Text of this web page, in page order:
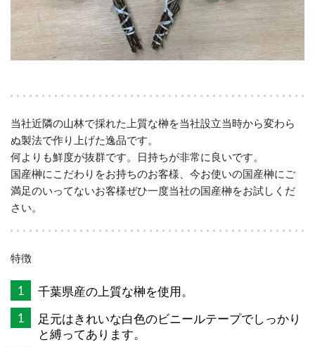
当社近隣の山林で採れた上質な榊を当社設立当時から変わら
ぬ製法で作り上げた逸品です。
何よりも鮮度が抜群です。日持ちが非常に良いです。
国産榊にこだわりをお持ちのお客様、今お使いの国産榊にご
満足のいってないお客様ぜひ一度当社の国産榊をお試しくだ
さい。
特徴
1
千葉県産の上質な榊を使用。
1
足元はきれいな白色のビニールテープでしっかり
と縛ってあります。